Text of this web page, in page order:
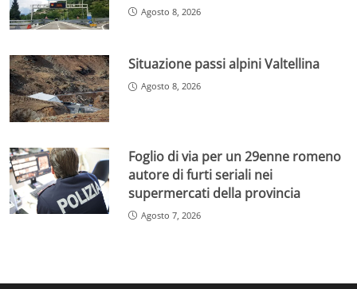
Agosto 8, 2026
Situazione passi alpini Valtellina
Agosto 8, 2026
Foglio di via per un 29enne romeno
autore di furti seriali nei
supermercati della provincia
Agosto 7, 2026